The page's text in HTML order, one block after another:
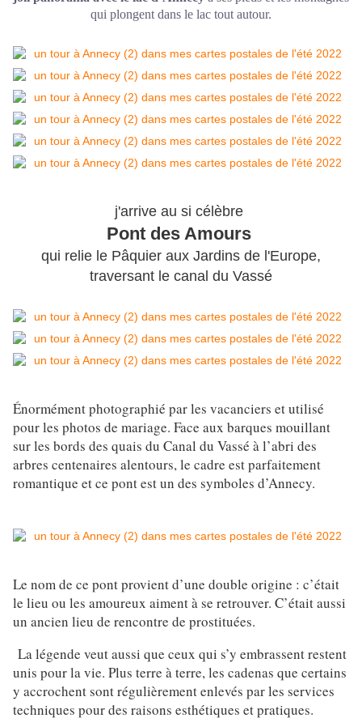
qui plongent dans le lac tout autour.
j'arrive au si célèbre
Pont des Amours
qui relie le Pâquier aux Jardins de l'Europe,
traversant le canal du Vassé
Énormément photographié par les vacanciers et utilisé
pour les photos de mariage. Face aux barques mouillant
sur les bords des quais du Canal du Vassé à l’abri des
arbres centenaires alentours, le cadre est parfaitement
romantique et ce pont est un des symboles d’Annecy.
Le nom de ce pont provient d’une double origine : c’était
le lieu ou les amoureux aiment à se retrouver. C’était aussi
un ancien lieu de rencontre de prostituées.
La légende veut aussi que ceux qui s’y embrassent restent
unis pour la vie. Plus terre à terre, les cadenas que certains
y accrochent sont régulièrement enlevés par les services
techniques pour des raisons esthétiques et pratiques.